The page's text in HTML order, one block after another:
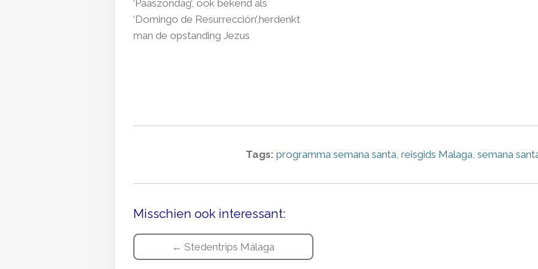
‘Paaszondag’, ook bekend als
‘Domingo de Resurrección’,herdenkt
man de opstanding Jezus
Tags: programma semana santa reisgids Malaga semana
Misschien ook interessant:
← Stedentrips Málaga